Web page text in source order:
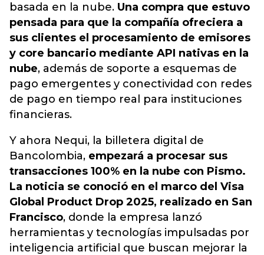
basada en la nube. Una compra que estuvo
pensada para que la compañía ofreciera a
sus clientes el procesamiento de emisores
y core bancario mediante API nativas en la
nube, además de soporte a esquemas de
pago emergentes y conectividad con redes
de pago en tiempo real para instituciones
financieras.
Y ahora Nequi, la billetera digital de
Bancolombia, empezará a procesar sus
transacciones 100% en la nube con Pismo.
La noticia se conoció en el marco del Visa
Global Product Drop 2025, realizado en San
Francisco, donde la empresa lanzó
herramientas y tecnologías impulsadas por
inteligencia artificial que buscan mejorar la